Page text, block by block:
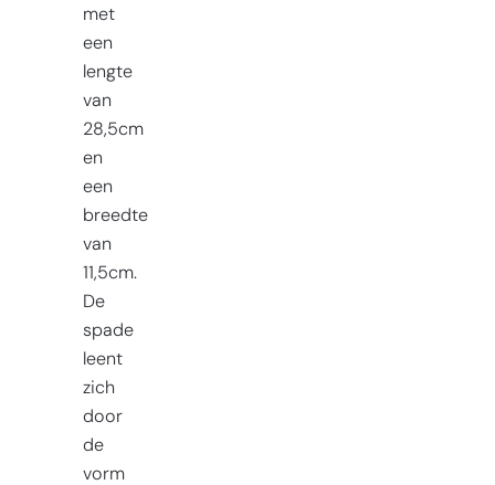
met
een
lengte
van
28,5cm
en
een
breedte
van
11,5cm.
De
spade
leent
zich
door
de
vorm